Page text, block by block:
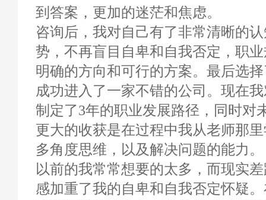
到答案，更加的迷茫和焦虑。
咨询后，我对自己有了非常清晰的
势，不再盲目自卑和自我否定，职
明确的方向和可行的方案。最后选
成功进入了一家不错的公司。现在
制定了3年的职业发展路径，同时对
更大的收获是在过程中我从老师那
多角度思维，以及解决问题的能力。
以前的我常常想要的太多，而现实
感加重了我的自卑和自我否定怀疑